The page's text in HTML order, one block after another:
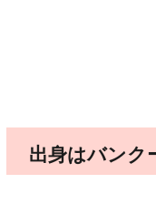
出身はバンク